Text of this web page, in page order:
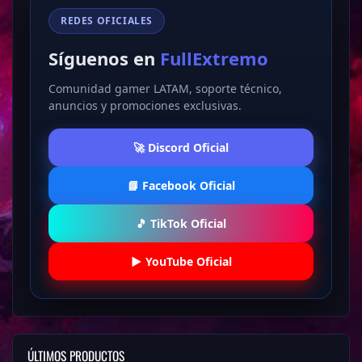
Ejecuta install_all.bat como Administrador
Espera a que finalice la instalación de todos los componentes
🔹PASO 2 – Instalación y Registro del Hack en el USB
Extrae el contenido del producto directamente en el USB
Ejecuta el archivo Install desde el USB como Administrador
Espera a que finalice el proceso
Se generará un nuevo archivo:
Elimina el archivo Install
Ejecuta el nuevo archivo generado como Administrador
Espera a que cargue completamente
Presiona Registration
Regístrate ingresando:
ID de usuario
Contraseña
📺 Video tutorial – Paso 2
REDES OFICIALES
Síguenos en FullExtremo
Comunidad gamer LATAM, soporte técnico,
anuncios y promociones exclusivas.
🚀 Discord Oficial
📘 Facebook Oficial
🎵 TikTok Oficial
▶️ YouTube Oficial
ÚLTIMOS PRODUCTOS